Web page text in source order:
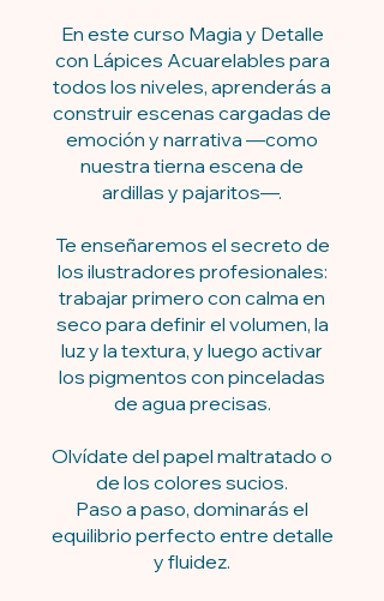
En este curso Magia y Detalle
con Lápices Acuarelables para
todos los niveles, aprenderás a
construir escenas cargadas de
emoción y narrativa —como
nuestra tierna escena de
ardillas y pajaritos—.
Te enseñaremos el secreto de
los ilustradores profesionales:
trabajar primero con calma en
seco para definir el volumen, la
luz y la textura, y luego activar
los pigmentos con pinceladas
de agua precisas.
Olvídate del papel maltratado o
de los colores sucios.
Paso a paso, dominarás el
equilibrio perfecto entre detalle
y fluidez.